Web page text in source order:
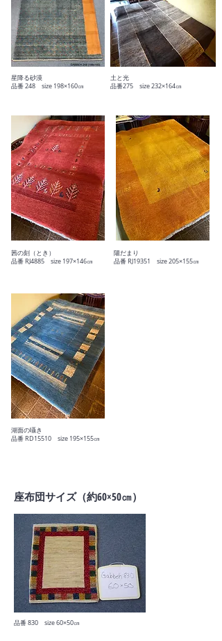
星降る砂漠
​品番 248 size 198×160㎝
土と光
​品番275 size 232×164㎝
茜の刻（とき）
​品番 RJ4885 size 197×146㎝
陽だまり
品番 RJ19351 size 205×155㎝
湖面の囁き
​品番 RD15510 size 195×155㎝
座布団サイズ（約60×50㎝）
​品番 830 size 60×50㎝